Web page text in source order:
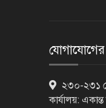
যোগাযোগের
২৩০-২৩১
কার্যালয়: